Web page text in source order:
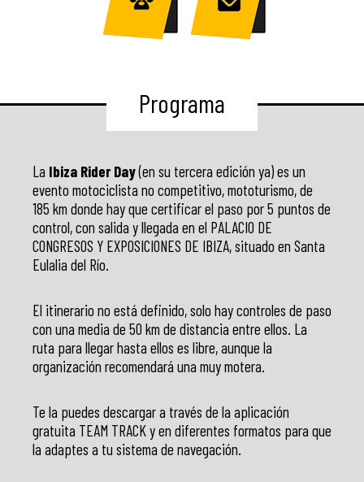
Programa
La Ibiza Rider Day(en su tercera edición ya) es un
evento motociclista no competitivo, mototurismo, de
185 km donde hay que certificar el paso por 5 puntos de
control, con salida y llegada en el PALACIO DE
CONGRESOS Y EXPOSICIONES DE IBIZA, situado en Santa
Eulalia del Río.
El itinerario no está definido, solo hay controles de paso
con una media de 50 km de distancia entre ellos. La
ruta para llegar hasta ellos es libre, aunque la
organización recomendará una muy motera.
Te la puedes descargar a través de la aplicación
gratuita TEAM TRACK y en diferentes formatos para que
la adaptes a tu sistema de navegación.